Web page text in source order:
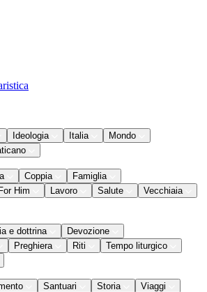
Ideologia Italia
Mondo
Coppia
Famiglia
Him
Lavoro Salute
Vecchiaia
e dottrina
Devozione
Preghiera Riti
Tempo liturgico
Santuari Storia Viaggi